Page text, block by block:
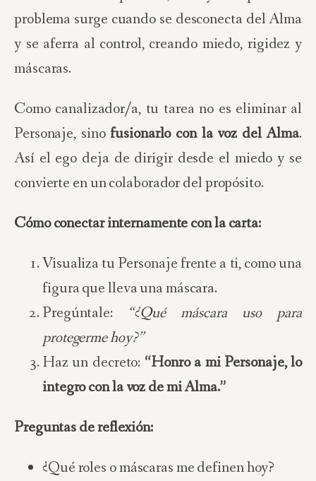
problema surge cuando se desconecta del Alma
y se aferra al control, creando miedo, rigidez y
máscaras.
Como canalizador/a, tu tarea no es eliminar al
Personaje, sino fusionarlo con la voz del Alma.
Así el ego deja de dirigir desde el miedo y se
convierte en un colaborador del propósito.
Cómo conectar internamente con la carta:
Visualiza tu Personaje frente a ti, como una
figura que lleva una máscara.
Pregúntale: “¿Qué máscara uso para
protegerme hoy?”
Haz un decreto: “Honro a mi Personaje, lo
integro con la voz de mi Alma.”
Preguntas de reflexión:
¿Qué roles o máscaras me definen hoy?